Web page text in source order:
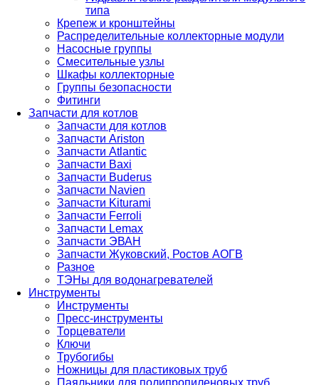
типа
Крепеж и кронштейны
Распределительные коллекторные модули
Насосные группы
Смесительные узлы
Шкафы коллекторные
Группы безопасности
Фитинги
Запчасти для котлов
Запчасти для котлов
Запчасти Ariston
Запчасти Atlantic
Запчасти Baxi
Запчасти Buderus
Запчасти Navien
Запчасти Kiturami
Запчасти Ferroli
Запчасти Lemax
Запчасти ЭВАН
Запчасти Жуковский, Ростов АОГВ
Разное
ТЭНы для водонагревателей
Инструменты
Инструменты
Пресс-инструменты
Торцеватели
Ключи
Трубогибы
Ножницы для пластиковых труб